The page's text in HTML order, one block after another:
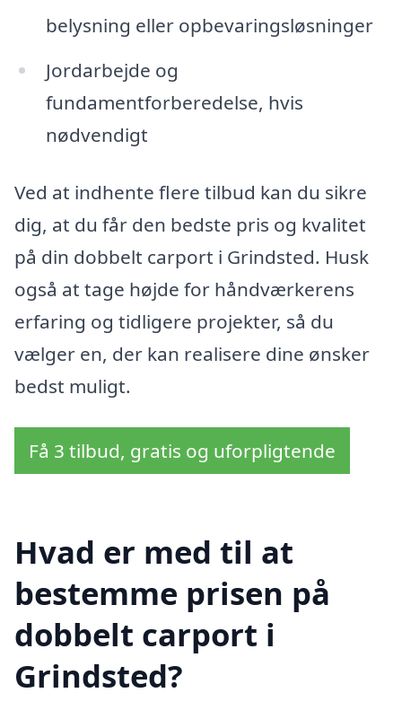
belysning eller opbevaringsløsninger
Jordarbejde og
fundamentforberedelse, hvis
nødvendigt
Ved at indhente flere tilbud kan du sikre
dig, at du får den bedste pris og kvalitet
på din dobbelt carport i Grindsted. Husk
også at tage højde for håndværkerens
erfaring og tidligere projekter, så du
vælger en, der kan realisere dine ønsker
bedst muligt.
Få 3 tilbud, gratis og uforpligtende
Hvad er med til at
bestemme prisen på
dobbelt carport i
Grindsted?